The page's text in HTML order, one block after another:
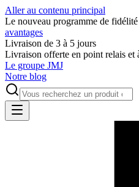
Aller au contenu principal
Le nouveau programme de
avantages
Livraison de 3 à 5 jours
Livraison offerte en point relais et
Le groupe JMJ
Notre blog